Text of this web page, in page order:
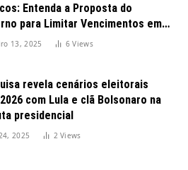
Entenda a Proposta do
para Limitar Vencimentos em
13, 2025 6Views
revela cenários eleitorais
com Lula e clã Bolsonaro na
presidencial
2025 2Views